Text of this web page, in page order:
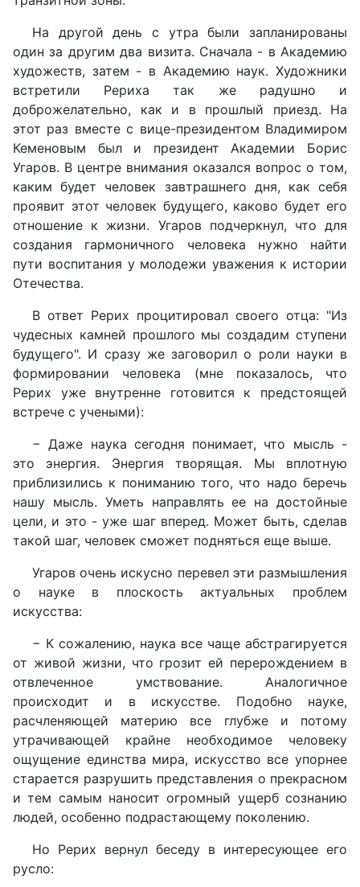
На другой день с утра были запланированы
один за другим два визита. Сначала - в Академию
художеств, затем - в Академию наук. Художники
встретили Рериха так же радушно и
доброжелательно, как и в прошлый приезд. На
этот раз вместе с вице-президентом Владимиром
Кеменовым был и президент Академии Борис
Угаров. В центре внимания оказался вопрос о том,
каким будет человек завтрашнего дня, как себя
проявит этот человек будущего, каково будет его
отношение к жизни. Угаров подчеркнул, что для
создания гармоничного человека нужно найти
пути воспитания у молодежи уважения к истории
Отечества.
В ответ Рерих процитировал своего отца: "Из
чудесных камней прошлого мы создадим ступени
будущего". И сразу же заговорил о роли науки в
формировании человека (мне показалось, что
Рерих уже внутренне готовится к предстоящей
встрече с учеными):
− Даже наука сегодня понимает, что мысль -
это энергия. Энергия творящая. Мы вплотную
приблизились к пониманию того, что надо беречь
нашу мысль. Уметь направлять ее на достойные
цели, и это - уже шаг вперед. Может быть, сделав
такой шаг, человек сможет подняться еще выше.
Угаров очень искусно перевел эти размышления
о науке в плоскость актуальных проблем
искусства:
− К сожалению, наука все чаще абстрагируется
от живой жизни, что грозит ей перерождением в
отвлеченное умствование. Аналогичное
происходит и в искусстве. Подобно науке,
расчленяющей материю все глубже и потому
утрачивающей крайне необходимое человеку
ощущение единства мира, искусство все упорнее
старается разрушить представления о прекрасном
и тем самым наносит огромный ущерб сознанию
людей, особенно подрастающему поколению.
Но Рерих вернул беседу в интересующее его
русло: